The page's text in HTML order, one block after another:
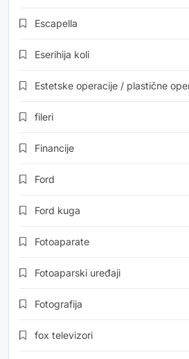
Escapella
Eserihija koli
Estetske operacije / plastične
fileri
Financije
Ford
Ford kuga
Fotoaparate
Fotoaparski uređaji
Fotografija
fox televizori